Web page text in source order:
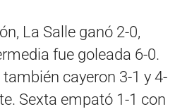
La Salle ganó 2-0,
fue goleada 6-0.
cayeron 3-1 y 4-
Sexta empató 1-1 con